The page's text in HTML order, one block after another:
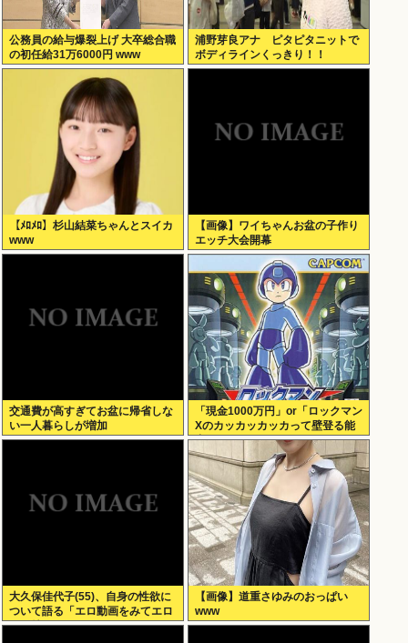
公務員の給与爆裂上げ 大卒総合職
の初任給31万6000円 www
浦野芽良アナ ピタピタニットで
ボディラインくっきり！！
【ﾒﾛﾒﾛ】杉山結菜ちゃんとスイカ
www
【画像】ワイちゃんお盆の子作り
エッチ大会開幕
交通費が高すぎてお盆に帰省しな
い一人暮らしが増加
「現金1000万円」or「ロックマン
Xのカッカッカッカって壁登る能
力」
大久保佳代子(55)、自身の性欲に
ついて語る「エロ動画をみてエロ
い気持ちになる」
【画像】道重さゆみのおっぱい
www